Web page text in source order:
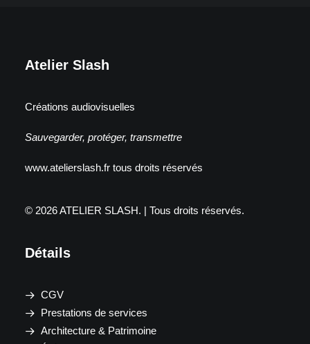
Atelier Slash
Créations audiovisuelles
Sauvegarder, protéger, transmettre
www.atelierslash.fr tous droits réservés
© 2026 ATELIER SLASH. | Tous droits réservés.
Détails
CGV
Prestations de services
Architecture & Patrimoine